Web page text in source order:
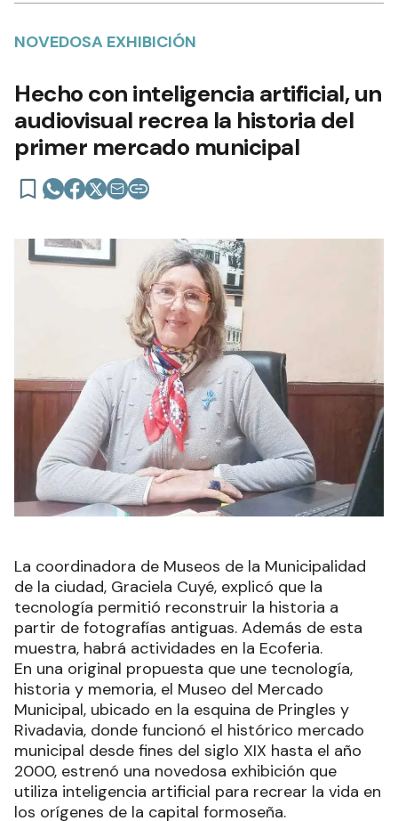
NOVEDOSA EXHIBICIÓN
Hecho con inteligencia artificial, un
audiovisual recrea la historia del
primer mercado municipal
La coordinadora de Museos de la Municipalidad
de la ciudad, Graciela Cuyé, explicó que la
tecnología permitió reconstruir la historia a
partir de fotografías antiguas. Además de esta
muestra, habrá actividades en la Ecoferia.
En una original propuesta que une tecnología,
historia y memoria, el Museo del Mercado
Municipal, ubicado en la esquina de Pringles y
Rivadavia, donde funcionó el histórico mercado
municipal desde fines del siglo XIX hasta el año
2000, estrenó una novedosa exhibición que
utiliza inteligencia artificial para recrear la vida en
los orígenes de la capital formoseña.